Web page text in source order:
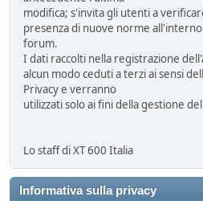
modifica; s'invita gli utenti a
presenza di nuove norme
forum.
I dati raccolti nella registrazione
alcun modo ceduti a terzi ai sensi
Privacy e verranno
utilizzati solo ai fini della gestione
Lo staff di XT 600 Italia
Informativa sulla privacy